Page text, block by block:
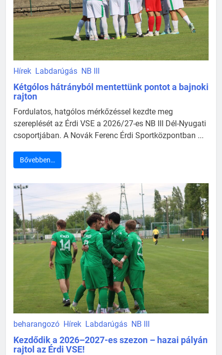
Hírek Labdarúgás NB III
Kétgólos hátrányból mentettünk pontot a bajnoki
rajton
Fordulatos, hatgólos mérkőzéssel kezdte meg
szereplését az Érdi VSE a 2026/27-es NB III Dél-Nyugati
csoportjában. A Novák Ferenc Érdi Sportközpontban ...
Bővebben…
beharangozó Hírek Labdarúgás NB III
Kezdődik a 2026–2027-es szezon – hazai pályán
rajtol az Érdi VSE!